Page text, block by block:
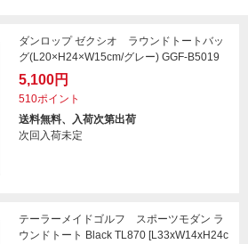
ダンロップ ゼクシオ ラウンドトートバッ
グ(L20×H24×W15cm/グレー) GGF-B5019
5,100円
510ポイント
送料無料、入荷次第出荷
次回入荷未定
テーラーメイドゴルフ スポーツモダン ラ
ウンドトート Black TL870 [L33xW14xH24c